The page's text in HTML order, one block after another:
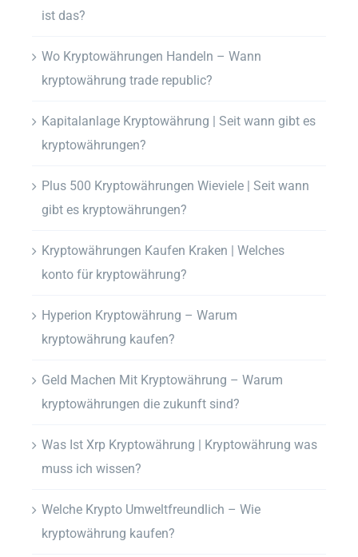
ist das?
Wo Kryptowährungen Handeln – Wann
kryptowährung trade republic?
Kapitalanlage Kryptowährung | Seit wann gibt es
kryptowährungen?
Plus 500 Kryptowährungen Wieviele | Seit wann
gibt es kryptowährungen?
Kryptowährungen Kaufen Kraken | Welches
konto für kryptowährung?
Hyperion Kryptowährung – Warum
kryptowährung kaufen?
Geld Machen Mit Kryptowährung – Warum
kryptowährungen die zukunft sind?
Was Ist Xrp Kryptowährung | Kryptowährung was
muss ich wissen?
Welche Krypto Umweltfreundlich – Wie
kryptowährung kaufen?